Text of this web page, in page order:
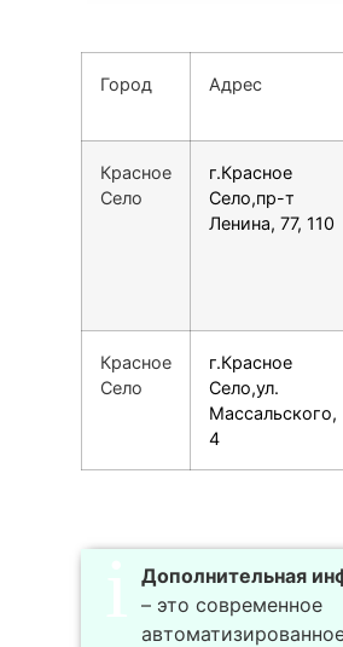
Город Адрес
Красное
Село
г.Красное
Село,пр-т
Ленина, 77, 110
Красное
Село
г.Красное
Село,ул.
Массальского,
4
Дополнительная
– это современное